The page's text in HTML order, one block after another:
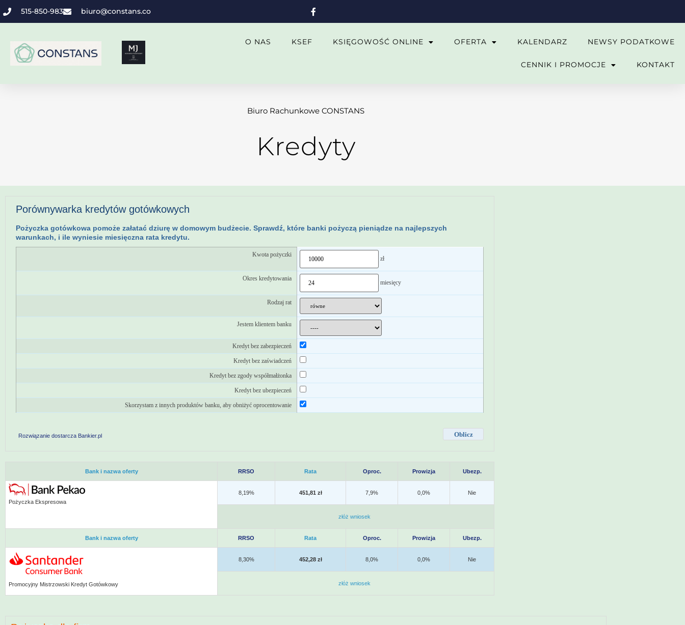
515-850-983 biuro@constans.co
O NAS KSEF KSIĘGOWOŚĆ ONLINE OFERTA KALENDARZ NEWSY PODATKOWE
CENNIK I PROMOCJE KONTAKT
Biuro Rachunkowe CONSTANS
Kredyty
Porównywarka kredytów gotówkowych
Pożyczka gotówkowa pomoże załatać dziurę w domowym budżecie. Sprawdź, które banki pożyczą pieniądze na najlepszych
warunkach, i ile wyniesie miesięczna rata kredytu.
Kwota pożyczki
zł
Okres kredytowania
miesięcy
Rodzaj rat
Jestem klientem banku
Kredyt bez zabezpieczeń
Kredyt bez zaświadczeń
Kredyt bez zgody współmałżonka
Kredyt bez ubezpieczeń
Skorzystam z innych produktów banku, aby obniżyć oprocentowanie
Rozwiązanie dostarcza Bankier.pl
Bank i nazwa oferty RRSO Rata Oproc. Prowizja Ubezp.
Pożyczka Ekspresowa
8,19% 451,81 zł 7,9% 0,0% Nie
złóż wniosek
Bank i nazwa oferty RRSO Rata Oproc. Prowizja Ubezp.
Promocyjny Mistrzowski Kredyt Gotówkowy
8,30% 452,28 zł 8,0% 0,0% Nie
złóż wniosek